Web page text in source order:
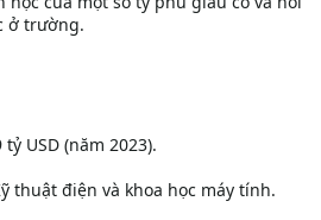
ở trường.
USD (năm 2023).
thuật điện và khoa học máy tính.